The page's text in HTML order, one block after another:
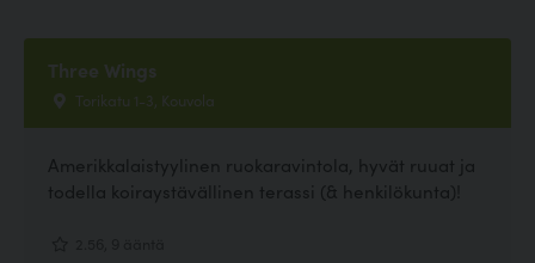
Three Wings
Torikatu 1-3, Kouvola
Amerikkalaistyylinen ruokaravintola, hyvät ruuat ja
todella koiraystävällinen terassi (& henkilökunta)!